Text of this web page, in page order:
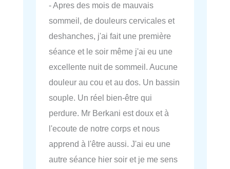
- Apres des mois de mauvais
sommeil, de douleurs cervicales et
deshanches, j'ai fait une première
séance et le soir même j'ai eu une
excellente nuit de sommeil. Aucune
douleur au cou et au dos. Un bassin
souple. Un réel bien-être qui
perdure. Mr Berkani est doux et à
l'ecoute de notre corps et nous
apprend à l'être aussi. J'ai eu une
autre séance hier soir et je me sens